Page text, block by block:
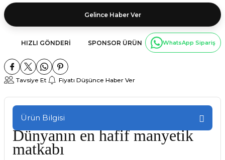
Gelince Haber Ver
HIZLI GÖNDERI SPONSOR ÜRÜN WhatsApp Sipariş
Tavsiye Et Fiyatı Düşünce Haber Ver
Ürün Bilgisi
Dünyanın en hafif manyetik
matkabı